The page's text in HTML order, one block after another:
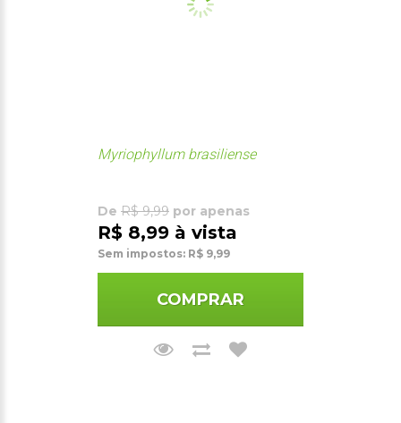
Myriophyllum brasiliense
De R$ 9,99 por apenas
R$ 8,99 à vista
Sem impostos: R$ 9,99
COMPRAR